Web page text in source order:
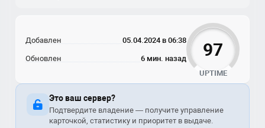
Добавлен 05.04.2024 в 06:38
Обновлен 6 мин. назад 97
UPTIME
Это ваш сервер?
Подтвердите владение — получите управление
карточкой, статистику и приоритет в выдаче.